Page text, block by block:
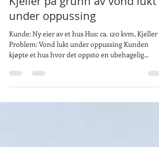
Ozonspesialisten
21. apr. 2024
1 min lesing
Ozonbehandling av et hus i
Kjeller på grunn av vond lukt
under oppussing
kjøpte et hus hvor det oppsto en ubehagelig...